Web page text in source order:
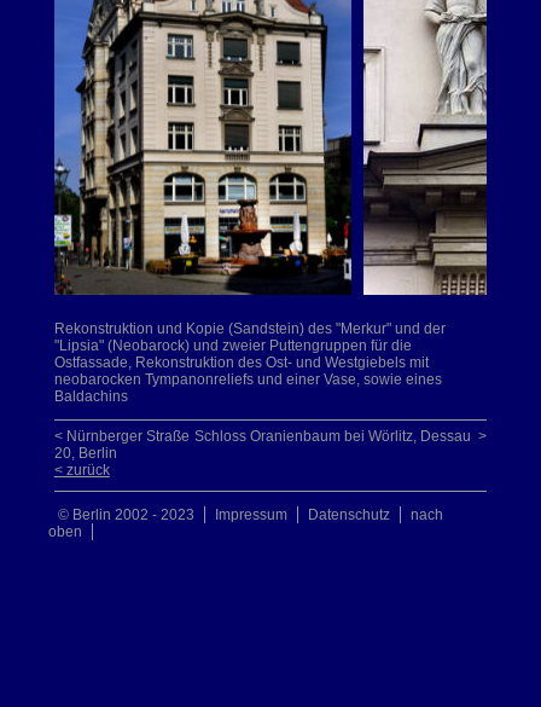
Rekonstruktion und Kopie (Sandstein) des "Merkur" und der
"Lipsia" (Neobarock) und zweier Puttengruppen für die
Ostfassade, Rekonstruktion des Ost- und Westgiebels mit
neobarocken Tympanonreliefs und einer Vase, sowie eines
Baldachins
Schloss Oranienbaum bei Wörlitz, Dessau >
< Nürnberger Straße
20, Berlin
< zurück
© Berlin 2002 - 2023 Impressum Datenschutz
nach
oben